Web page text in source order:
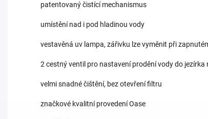
patentovaný čistící mechanismus
umístění nad i pod hladinou vody
vestavěná uv lampa, zářivku lze vyměnit při
2 cestný ventil pro nastavení prodění vody do
velmi snadné čištění, bez otevření filtru
značkové kvalitní provedení Oase